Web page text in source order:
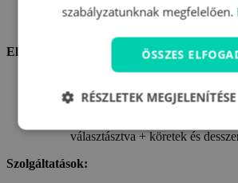
Szállás egy Ön által választott
Ellátás:
tartózkodás teljes ideje alatt
választásztva + köretek és
Szolgáltatások:
szabályzatunknak megfelelően.
ÖSSZES
RÉSZLETEK MEGJELENÍTÉSE